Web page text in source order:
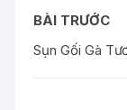
BÀI TRƯỚC
Sụn Gối Gà